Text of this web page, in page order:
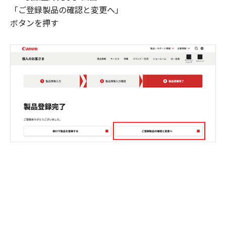
「ご登録製品の確認と変更へ」
ボタンを押す